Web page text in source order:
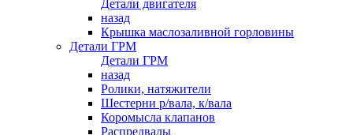
Детали двигателя
назад
Крышка маслозаливной горловины
Детали ГРМ
Детали ГРМ
назад
Ролики, натяжители
Шестерни р/вала, к/вала
Коромысла клапанов
Распредвалы